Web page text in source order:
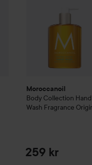
Moroccanoil
Body Collection Hand
Wash Fragrance
259 kr